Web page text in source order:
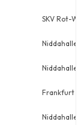
SKV Rot-
Niddahalle
Niddahalle
Frankfurt
Niddahalle